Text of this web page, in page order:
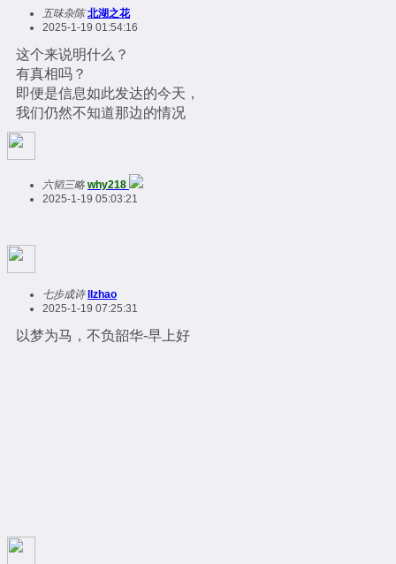
五味杂陈 北湖之花
2025-1-19 01:54:16
这个来说明什么？
有真相吗？
即便是信息如此发达的今天，
我们仍然不知道那边的情况
六韬三略 why218
2025-1-19 05:03:21
七步成诗
llzhao
2025-1-19 07:25:31
以梦为马，不负韶华-早上好